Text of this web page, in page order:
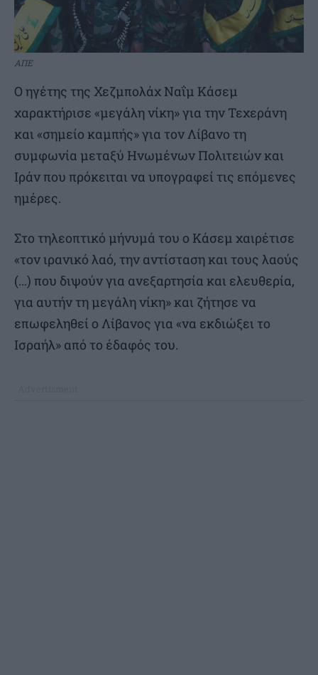
ΑΠΕ
Ο ηγέτης της Χεζμπολάχ Ναΐμ Κάσεμ
χαρακτήρισε «μεγάλη νίκη» για την Τεχεράνη
και «σημείο καμπής» για τον Λίβανο τη
συμφωνία μεταξύ Ηνωμένων Πολιτειών και
Ιράν που πρόκειται να υπογραφεί τις επόμενες
ημέρες.
Στο τηλεοπτικό μήνυμά του ο Κάσεμ χαιρέτισε
«τον ιρανικό λαό, την αντίσταση και τους λαούς
(…) που διψούν για ανεξαρτησία και ελευθερία,
για αυτήν τη μεγάλη νίκη» και ζήτησε να
επωφεληθεί ο Λίβανος για «να εκδιώξει το
Ισραήλ» από το έδαφός του.